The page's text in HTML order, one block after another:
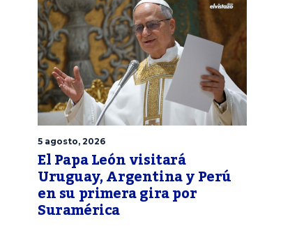
5 agosto, 2026
El Papa León visitará
Uruguay, Argentina y Perú
en su primera gira por
Suramérica